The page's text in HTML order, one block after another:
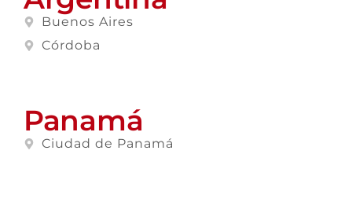
Buenos Aires
Córdoba
Panamá
Ciudad de Panamá